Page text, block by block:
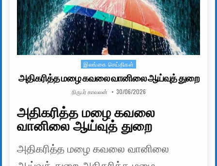
Posted in
இலங்கை செய்திகள்
அதிகரித்த மழை கவலை வானிலை ஆய்வுத் துறை
AUTHOR:
நிருபர் காவலன் PUBLISHED DATE:
30/06/2026
அதிகரித்த மழை கவலை
வானிலை ஆய்வுத் துறை
அதிகரித்த மழை கவலை வானிலை